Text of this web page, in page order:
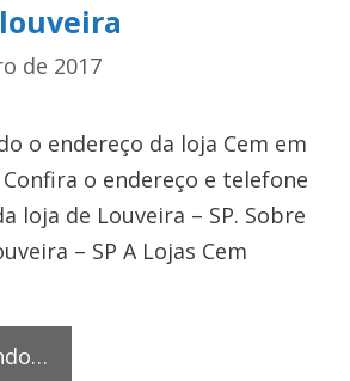
de 2017
o endereço da loja Cem em
Confira o endereço e telefone
loja de Louveira – SP. Sobre
– SP A Lojas Cem